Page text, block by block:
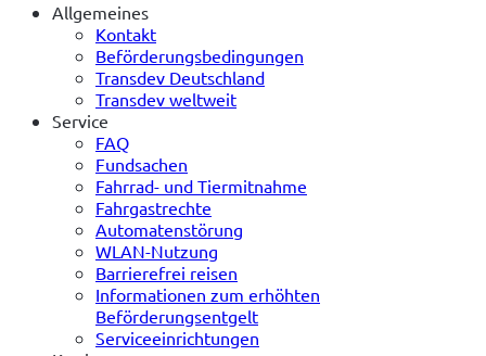
Allgemeines
Kontakt
Beförderungsbedingungen
Transdev Deutschland
Transdev weltweit
Service
FAQ
Fundsachen
Fahrrad- und Tiermitnahme
Fahrgastrechte
Automatenstörung
WLAN-Nutzung
Barrierefrei reisen
Informationen zum erhöhten
Beförderungsentgelt
Serviceeinrichtungen